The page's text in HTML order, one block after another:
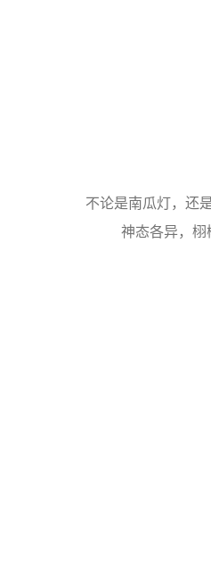
不论是南瓜灯，还
神态各异，栩